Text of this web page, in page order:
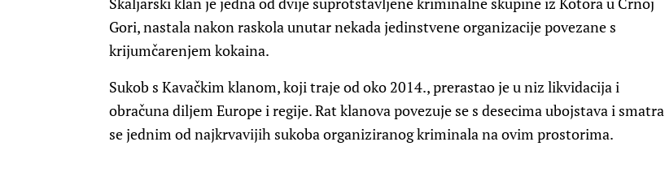
Gori, nastala nakon raskola unutar nekada jedinstvene organizacije povezane s
krijumčarenjem kokaina.
Sukob s Kavačkim klanom, koji traje od oko 2014., prerastao je u niz likvidacija i
obračuna diljem Europe i regije. Rat klanova povezuje se s desecima ubojstava i smatra
se jednim od najkrvavijih sukoba organiziranog kriminala na ovim prostorima.